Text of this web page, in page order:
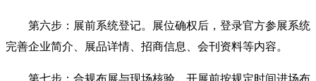
第六步：展前系统登记。展位确权后，登录官方参展系统
完善企业简介、展品详情、招商信息、会刊资料等内容。
第七步：合规布展与现场核验。开展前按规定时间进场布